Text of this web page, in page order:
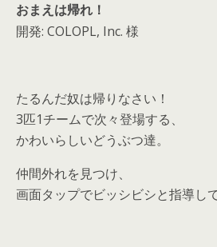
おまえは帰れ！
開発: COLOPL, Inc. 様
たるんだ奴は帰りなさい！
3匹1チームで次々登場する、
かわいらしいどうぶつ達。
仲間外れを見つけ、
画面タップでビッシビシと指導し